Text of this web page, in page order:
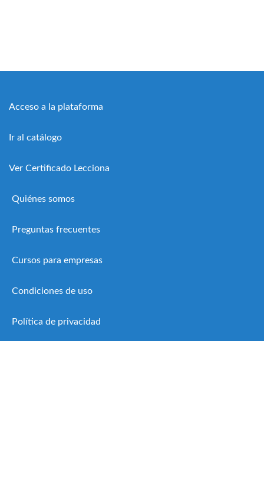
Acceso a la plataforma
Ir al catálogo
Ver Certificado Lecciona
Quiénes somos
Preguntas frecuentes
Cursos para empresas
Condiciones de uso
Política de privacidad